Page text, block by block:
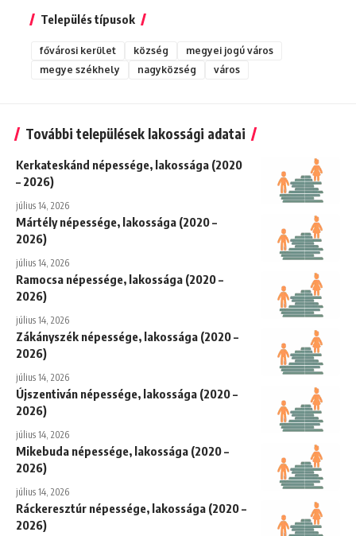
Település típusok
fővárosi kerület község
megyei jogú város
megye székhely
nagyközség város
További települések lakossági adatai
Kerkateskánd népessége, lakossága (2020
– 2026)
július 14, 2026
Mártély népessége, lakossága (2020 –
2026)
július 14, 2026
Ramocsa népessége, lakossága (2020 –
2026)
július 14, 2026
Zákányszék népessége, lakossága (2020 –
2026)
július 14, 2026
Újszentiván népessége, lakossága (2020 –
2026)
július 14, 2026
Mikebuda népessége, lakossága (2020 –
2026)
július 14, 2026
Ráckeresztúr népessége, lakossága (2020 –
2026)